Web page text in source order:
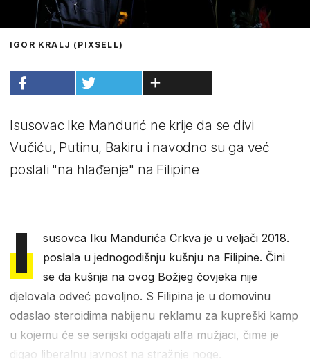
IGOR KRALJ (PIXSELL)
Isusovac Ike Mandurić ne krije da se divi
Vučiću, Putinu, Bakiru i navodno su ga već
poslali "na hlađenje" na Filipine
I
susovca Iku Mandurića Crkva je u veljači 2018.
poslala u jednogodišnju kušnju na Filipine. Čini
se da kušnja na ovog Božjeg čovjeka nije
djelovala odveć povoljno. S Filipina je u domovinu
odaslao steroidima nabijenu reklamu za kupreški kamp
u kojemu će se serijski odgajati alfa mužjaci, čime je
digao liberalnu javnost na stražnje noge.